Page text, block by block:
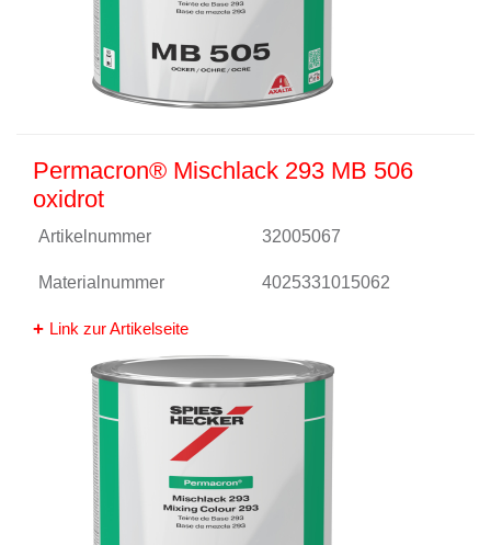
Permacron® Mischlack 293 MB 506
oxidrot
Artikelnummer 32005067
Materialnummer 4025331015062
Link zur Artikelseite